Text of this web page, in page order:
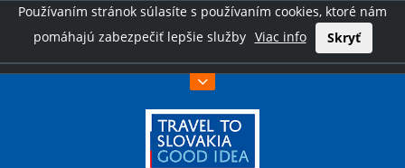
Používaním stránok súlasíte s používaním cookies, ktoré nám
pomáhajú zabezpečiť lepšie služby Viac info Skryť